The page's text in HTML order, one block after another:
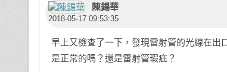
陳錫華
2018-05-17 09:53:35
早上又檢查了一下，發現雷射管的光線在出
是正常的嗎？還是雷射管瑕疵？